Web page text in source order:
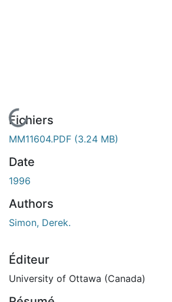
En cours de chargement...
Fichiers
MM11604.PDF (3.24 MB)
Date
1996
Authors
Simon, Derek.
Éditeur
University of Ottawa (Canada)